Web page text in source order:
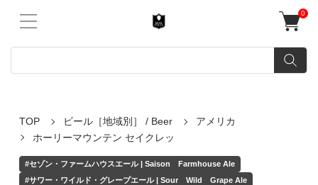
0
TOP ビール［地域別］ / Beer
アメリカ
ホーリーマウンテン セイクレッ
#セゾン・ファームハウスエール | Saison Farmhouse Ale
#サワー・ワイルド・グレープエール | Sour Wild Grape Ale